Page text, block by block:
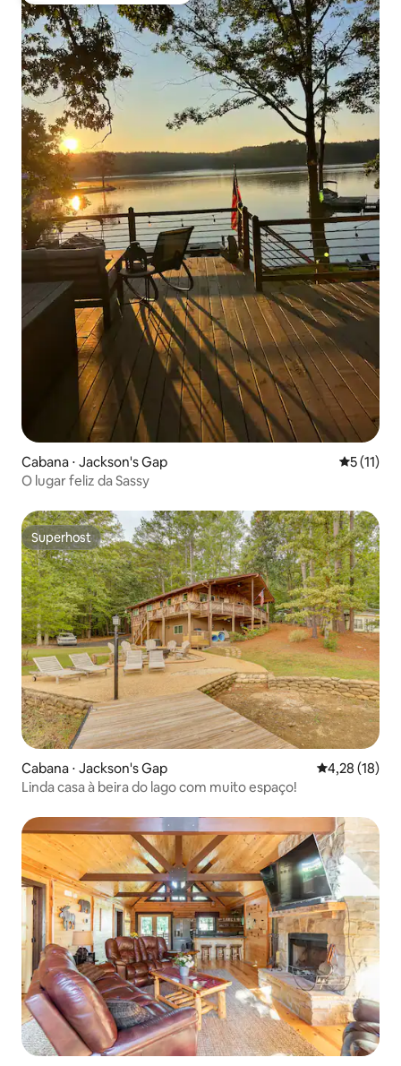
Cabana ⋅ Jackson's Gap 5 de uma
5 (11)
O lugar feliz da Sassy
Superhost
Superhost
Cabana ⋅ Jackson's Gap 4,28 de uma
4,28 (18)
Linda casa à beira do lago com muito espaço!